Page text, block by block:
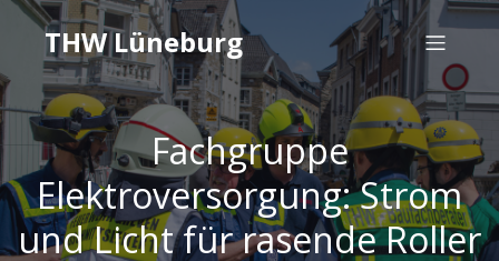
THW Lüneburg
Fachgruppe
Elektroversorgung: Strom
und Licht für rasende Roller